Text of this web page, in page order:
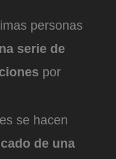
personas
serie de
por
se hacen
de una